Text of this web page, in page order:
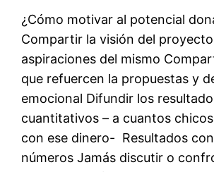
¿Cómo motivar al potencial
Compartir la visión del
aspiraciones del mismo
que refuercen la propuestas y
emocional Difundir los
cuantitativos – a cuantos
con ese dinero- Resultados
números Jamás discutir o